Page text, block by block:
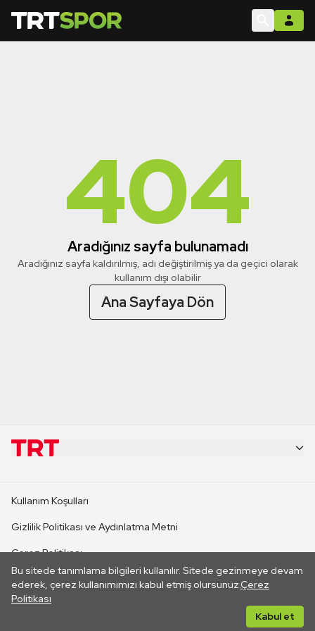
404
Aradığınız sayfa bulunamadı
Aradığınız sayfa kaldırılmış, adı değiştirilmiş ya da geçici olarak
kullanım dışı olabilir
Ana Sayfaya Dön
Bu sitede tanımlama bilgileri kullanılır. Sitede gezinmeye devam
ederek, çerez kullanımımızı kabul etmiş olursunuz.Çerez
Politikası
Kabul et
CANLI YAYINLAR
Kullanım Koşulları
Gizlilik Politikası ve Aydınlatma Metni
Çerez Politikası
İletişim
Her hakkı saklıdır. ©2026 TRT. Bağlantı yoluyla gidilen dış